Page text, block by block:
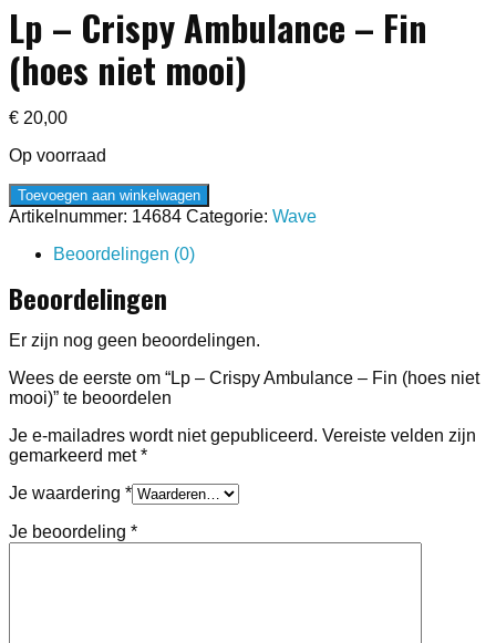
Lp – Crispy Ambulance – Fin
(hoes niet mooi)
€ 20,00
Op voorraad
Lp
-
Ambulance
Fin
(hoes
niet
mooi)
aantal
Toevoegen aan winkelwagen
Artikelnummer: 14684 Categorie: Wave
Beoordelingen (0)
Beoordelingen
Er zijn nog geen beoordelingen.
Wees de eerste om “Lp – Crispy Ambulance – Fin (hoes niet
mooi)” te beoordelen
Je e-mailadres wordt niet gepubliceerd. Vereiste velden zijn
gemarkeerd met*
Je waardering *
Je beoordeling *